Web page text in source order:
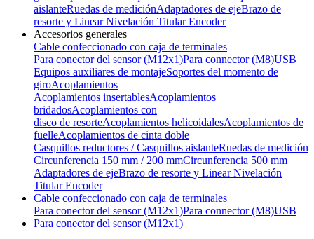
aislanteRuedas de mediciónAdaptadores de ejeBrazo de
resorte y Linear Nivelación Titular Encoder
Accesorios generales
Cable confeccionado con caja de terminales
Para conector del sensor (M12x1)Para connector (M8)USB
Equipos auxiliares de montajeSoportes del momento de
giroAcoplamientos
Acoplamientos insertablesAcoplamientos
bridadosAcoplamientos con
disco de resorteAcoplamientos helicoidalesAcoplamientos de
fuelleAcoplamientos de cinta doble
Casquillos reductores / Casquillos aislanteRuedas de medición
Circunferencia 150 mm / 200 mmCircunferencia 500 mm
Adaptadores de ejeBrazo de resorte y Linear Nivelación
Titular Encoder
Cable confeccionado con caja de terminales
Para conector del sensor (M12x1)Para connector (M8)USB
Para conector del sensor (M12x1)